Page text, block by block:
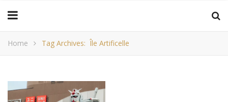
Home Tag Archives: Île Artificelle